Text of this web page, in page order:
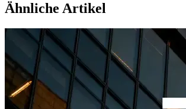
Ähnliche Artikel